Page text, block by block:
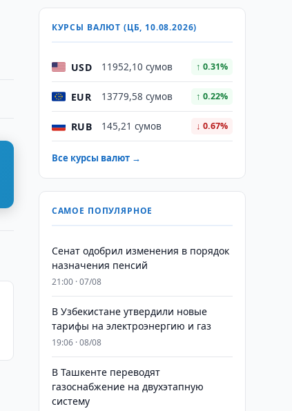
КУРСЫ ВАЛЮТ (ЦБ, 10.08.2026)
USD 11952,10 сумов ↑ 0.31%
EUR 13779,58 сумов ↑ 0.22%
RUB 145,21 сумов ↓ 0.67%
Все курсы валют →
САМОЕ ПОПУЛЯРНОЕ
Сенат одобрил изменения в порядок
назначения пенсий
21:00 · 07/08
В Узбекистане утвердили новые
тарифы на электроэнергию и газ
19:06 · 08/08
В Ташкенте переводят
газоснабжение на двухэтапную
систему